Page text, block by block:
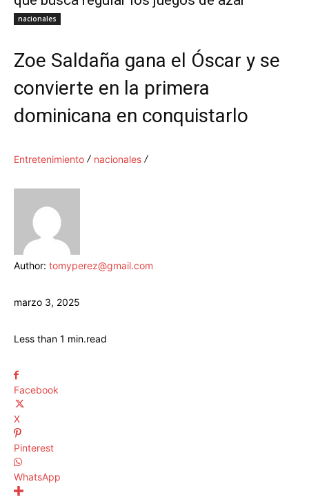
nacionales
Zoe Saldaña gana el Óscar y se
convierte en la primera
dominicana en conquistarlo
Entretenimiento nacionales
Author: tomyperez@gmail.com
marzo 3, 2025
Less than 1 min.read
Facebook
X
Pinterest
WhatsApp